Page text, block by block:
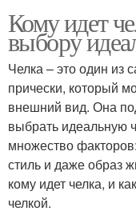
Кому идет
выбору
Челка – это один из
прически, который
внешний вид. Она
выбрать идеальную
множество
стиль и даже образ
кому идет челка, и
челкой.